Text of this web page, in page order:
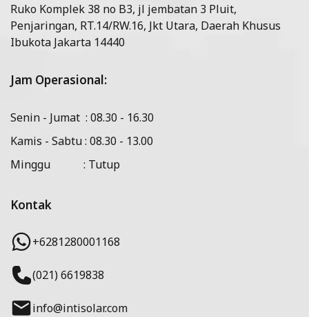
Ruko Komplek 38 no B3, jl jembatan 3 Pluit,
Penjaringan, RT.14/RW.16, Jkt Utara, Daerah Khusus
Ibukota Jakarta 14440
Jam Operasional:
Senin - Jumat : 08.30 - 16.30
Kamis - Sabtu : 08.30 - 13.00
Minggu : Tutup
Kontak
+6281280001168
(021) 6619838
info@intisolar.com